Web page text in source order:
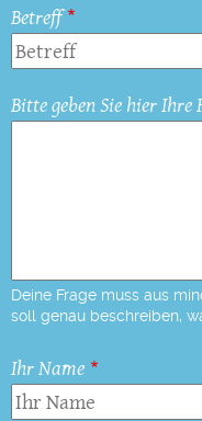
Betreff
Bitte geben Sie hier Ihre
Deine Frage muss aus
soll genau beschreiben,
Ihr Name